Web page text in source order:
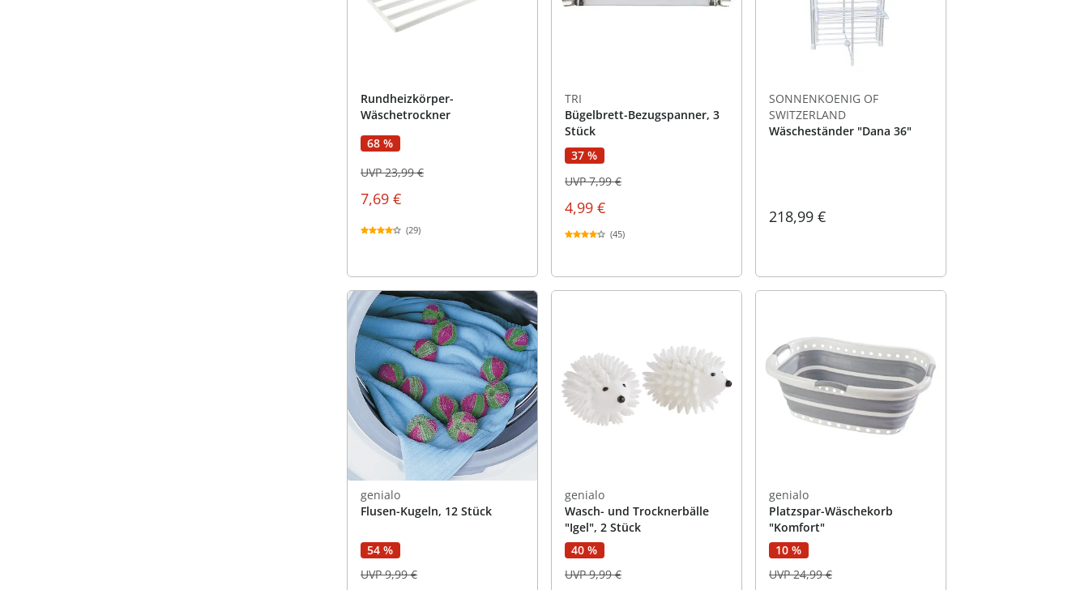
Rundheizkörper-
Wäschetrockner
68 %
7,69 €
UVP 23,99 €
(29)
TRI
Bügelbrett-Bezugspanner, 3
Stück
37 %
4,99 €
UVP 7,99 €
(45)
SONNENKOENIG OF
SWITZERLAND
Wäscheständer "Dana 36"
218,99 €
genialo
Flusen-Kugeln, 12 Stück
54 %
UVP 9,99 €
genialo
Wasch- und Trocknerbälle
"Igel", 2 Stück
40 %
UVP 9,99 €
genialo
Platzspar-Wäschekorb
"Komfort"
10 %
UVP 24,99 €